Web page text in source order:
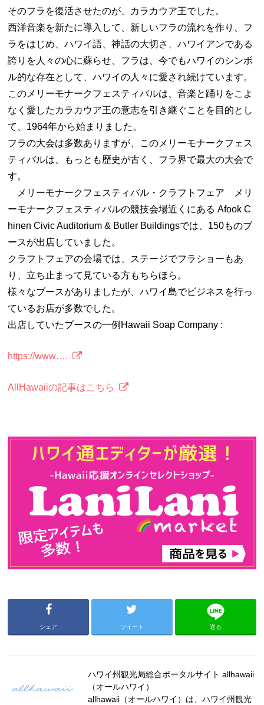
そのフラを復活させたのが、カラカウア王でした。
西洋音楽を新たに導入して、新しいフラの流れを作り、フ
ラをはじめ、ハワイ語、神話の大切さ、ハワイアンである
誇りを人々の心に蘇らせ、フラは、今でもハワイのシンボ
ル的な存在として、ハワイの人々に愛され続けています。
このメリーモナークフェスティバルは、音楽と踊りをこよ
なく愛したカラカウア王の意志を引き継ぐことを目的とし
て、1964年から始まりました。
フラの大会は多数ありますが、このメリーモナークフェス
ティバルは、もっとも歴史が古く、フラ界で最大の大会で
す。
メリーモナークフェスティバル・クラフトフェア メリ
ーモナークフェスティバルの競技会場近くにある Afook C
hinen Civic Auditorium & Butler Buildingsでは、150ものブ
ースが出店していました。
クラフトフェアの会場では、ステージでフラショーもあ
り、立ち止まって見ている方もちらほら。
様々なブースがありましたが、ハワイ島でビジネスを行っ
ているお店が多数でした。
出店していたブースの一例Hawaii Soap Company :
https://www….
AllHawaiiの記事はこちら
シェア ツイート 送る
ハワイ州観光局総合ポータルサイト allhawaii
（オールハワイ）
allhawaii（オールハワイ）は、ハワイ州観光